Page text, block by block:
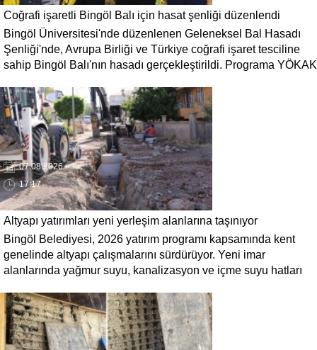
Coğrafi işaretli Bingöl Balı için hasat şenliği düzenlendi
Bingöl Üniversitesi'nde düzenlenen Geleneksel Bal Hasadı
Şenliği'nde, Avrupa Birliği ve Türkiye coğrafi işaret tesciline
sahip Bingöl Balı'nın hasadı gerçekleştirildi. Programa YÖKAK
temsilcisi katıldı.
07.08.2026
17:17
Altyapı yatırımları yeni yerleşim alanlarına taşınıyor
Bingöl Belediyesi, 2026 yatırım programı kapsamında kent
genelinde altyapı çalışmalarını sürdürüyor. Yeni imar
alanlarında yağmur suyu, kanalizasyon ve içme suyu hatları
düzenlemeleri de eş zamanlı yürütülüyor.